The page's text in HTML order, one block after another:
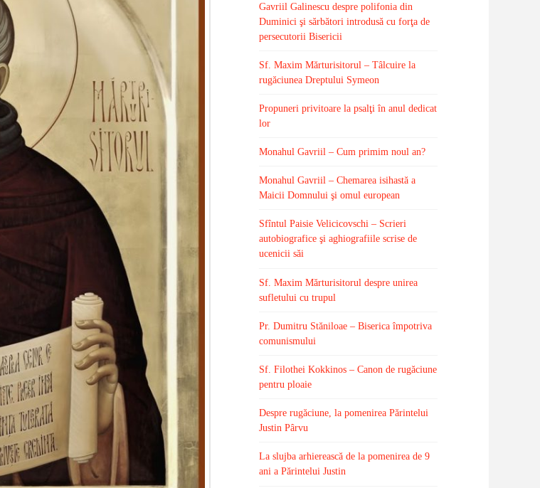
Gavriil Galinescu despre polifonia din
Duminici şi sărbători introdusă cu forţa de
persecutorii Bisericii
Sf. Maxim Mărturisitorul – Tâlcuire la
rugăciunea Dreptului Symeon
Propuneri privitoare la psalţi în anul dedicat
lor
Monahul Gavriil – Cum primim noul an?
Monahul Gavriil – Chemarea isihastă a
Maicii Domnului şi omul european
Sfîntul Paisie Velicicovschi – Scrieri
autobiografice şi aghiografiile scrise de
ucenicii săi
Sf. Maxim Mărturisitorul despre unirea
sufletului cu trupul
Pr. Dumitru Stăniloae – Biserica împotriva
comunismului
Sf. Filothei Kokkinos – Canon de rugăciune
pentru ploaie
Despre rugăciune, la pomenirea Părintelui
Justin Pârvu
La slujba arhierească de la pomenirea de 9
ani a Părintelui Justin